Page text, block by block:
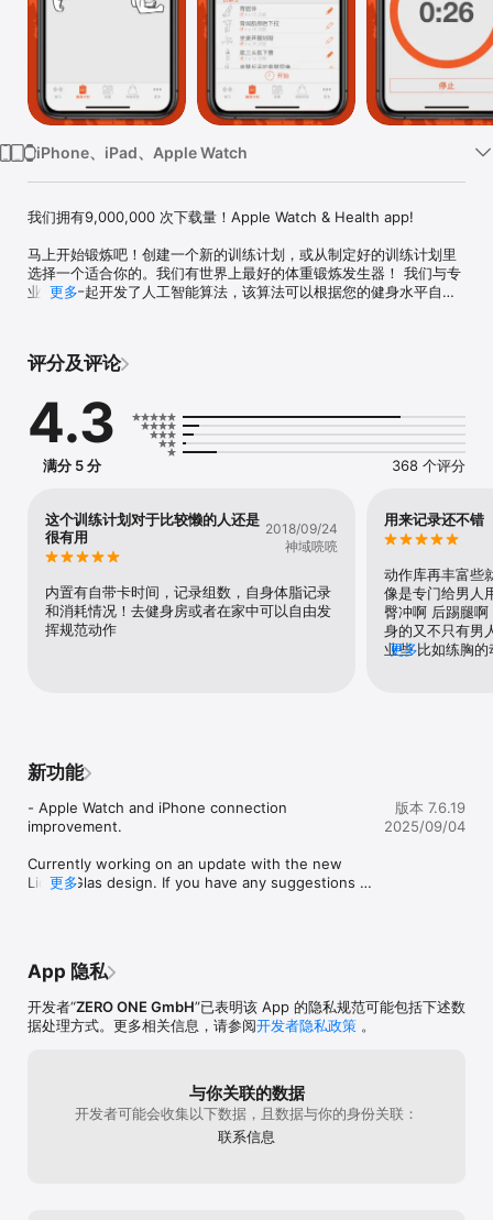
iPhone、iPad、Apple Watch
我们拥有9,000,000 次下载量！Apple Watch & Health app!
马上开始锻炼吧！创建一个新的训练计划，或从制定好的训练计划里
选择一个适合你的。我们有世界上最好的体重锻炼发生器！ 我们与专
业教练一起开发了人工智能算法，该算法可以根据您的健身水平自动
身需要的、想要的，都在这！我们的软件拥有最好的界面和易用性！
下载免费版帮助您打开眼界，下载付费标准版可获得附加训练内容！
标准版的功能:
- 直观图表总结记录每一项锻炼进展
- 跟踪你的体重变化（图表查看）。
- 使用定时器精确控制你的组间休息时间。
- 把你的训练日志保存为CSV文件，以便在电脑上编辑保存。
- 没有广告！
专业人士会员:
- 将您的所有设备都自动同步
- 优先邮件支持。 在24小时内得到答案！
免费版和标准版共有功能:
--- 练习 ---
--- 训练 ---
- 翻墙之后可以把训练计划分享到脸书和推特上。
- 可以购买由新浪微薄@ Fitness Point为你制定的私教计划。
更多
评分及评论
4.3
满分 5 分 368 个评分
这个训练计划对于比较懒的人还是
很有用
2018/09/24
神域喨喨
内置有自带卡时间，记录组数，自身体脂记录
和消耗情况！去健身房或者在家中可以自由发
挥规范动作
用来记录还不错
动作库再丰富些
像是专门给男人
臀冲啊 后踢腿
身的又不只有男
业些 比如练胸
更多
新功能
- Apple Watch and iPhone connection
improvement.
Currently working on an update with the new
Liquid Glas design. If you have any suggestions
更多
版本 7.6.19
2025/09/04
App 隐私
开发者“ZERO ONE GmbH”已表明该 App 的隐私规范可能包括下述数
据处理方式。更多相关信息，请参阅开发者隐私政策 。
与你关联的数据
开发者可能会收集以下数据，且数据与你的身份关联：
联系信息